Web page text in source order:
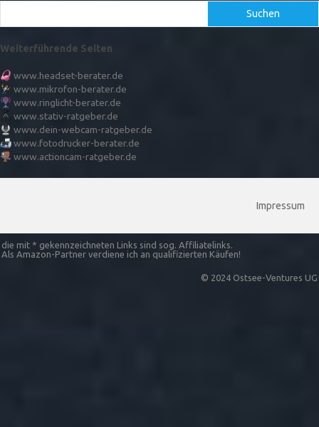
Suchen
Weiterführende Seiten
www.headset-berater.de
www.mikrofon-berater.de
www.ringlicht-berater.de
www.stativ-ratgeber.de
www.dein-webcam-ratgeber.de
www.fotodrucker-berater.de
www.actioncam-ratgeber.de
Impressum
die mit * gekennzeichneten Links sind sog. Affiliatelinks.
Als Amazon-Partner verdiene ich an qualifizierten Käufen!
© 2024 Ostsee-Ventures UG